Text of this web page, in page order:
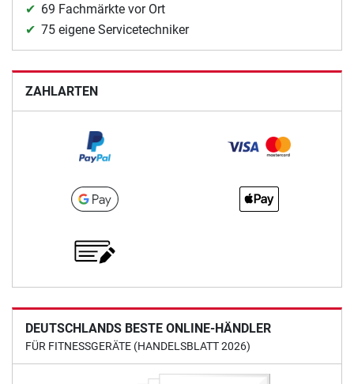
69 Fachmärkte vor Ort
75 eigene Servicetechniker
ZAHLARTEN
DEUTSCHLANDS BESTE ONLINE-HÄNDLER
FÜR FITNESSGERÄTE (HANDELSBLATT 2026)